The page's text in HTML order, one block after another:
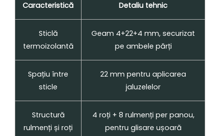
Caracteristică Detaliu tehnic
Sticlă
termoizolantă
Geam 4+22+4 mm, securizat
pe ambele părți
Spațiu între
sticle
22 mm pentru aplicarea
jaluzelelor
Structură
rulmenți și roți
4 roți + 8 rulmenți per panou,
pentru glisare ușoară